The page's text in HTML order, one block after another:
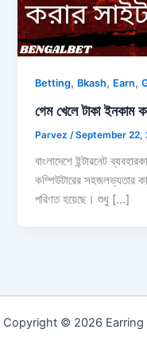
Betting, Bkash, Earn,
গেম খেলে টাকা ইনকাম
Parvez/September 22,
বাংলাদেশে ইন্টারনেট
কম্পিউটারের সহজলভ্যতার
পরিণত হয়েছে। শুধু […]
Copyright © 2026 Earring